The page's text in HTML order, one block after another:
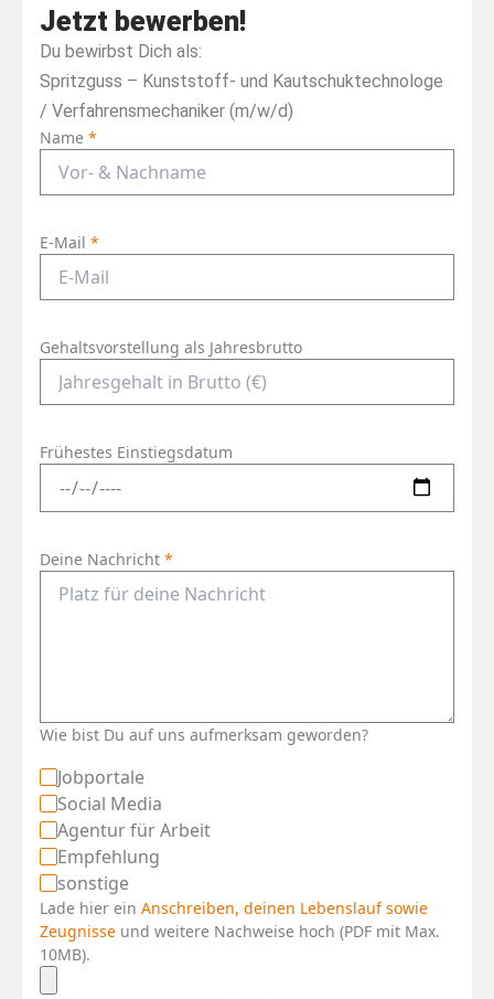
Jetzt bewerben!
Du bewirbst Dich als:
Spritzguss – Kunststoff- und Kautschuktechnologe
/ Verfahrensmechaniker (m/w/d)
Name *
E-Mail *
Gehaltsvorstellung als Jahresbrutto
Frühestes Einstiegsdatum
Deine Nachricht *
Wie bist Du auf uns aufmerksam geworden?
Jobportale
Social Media
Agentur für Arbeit
Empfehlung
sonstige
Lade hier ein Anschreiben, deinen Lebenslauf sowie
Zeugnisse und weitere Nachweise hoch (PDF mit Max.
10MB).